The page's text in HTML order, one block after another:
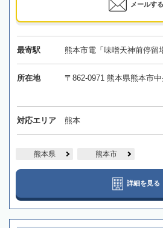
メールする
最寄駅 熊本市電「味噌天神前停留
所在地 〒862-0971 熊本県熊本市
対応エリア 熊本
熊本県 熊本市
詳細を見る